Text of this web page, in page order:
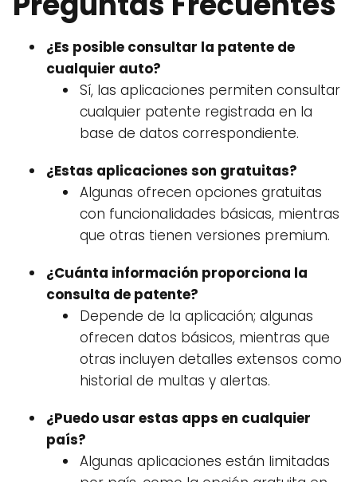
¿Es posible consultar la patente de
cualquier auto?
Sí, las aplicaciones permiten consultar
cualquier patente registrada en la
base de datos correspondiente.
¿Estas aplicaciones son gratuitas?
Algunas ofrecen opciones gratuitas
con funcionalidades básicas, mientras
que otras tienen versiones premium.
¿Cuánta información proporciona la
consulta de patente?
Depende de la aplicación; algunas
ofrecen datos básicos, mientras que
otras incluyen detalles extensos como
historial de multas y alertas.
¿Puedo usar estas apps en cualquier
país?
Algunas aplicaciones están limitadas